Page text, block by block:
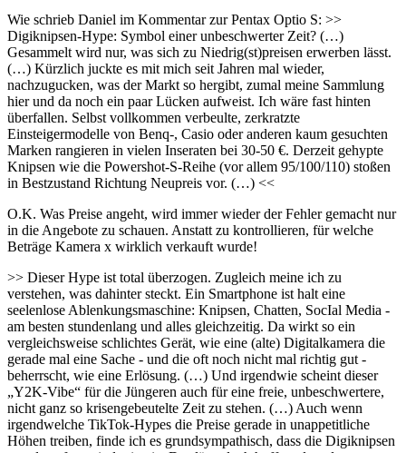
Wie schrieb Daniel im Kommentar zur Pentax Optio S: >>
Digiknipsen-Hype: Symbol einer unbeschwerter Zeit? (…)
Gesammelt wird nur, was sich zu Niedrig(st)preisen erwerben lässt.
(…) Kürzlich juckte es mit mich seit Jahren mal wieder,
nachzugucken, was der Markt so hergibt, zumal meine Sammlung
hier und da noch ein paar Lücken aufweist. Ich wäre fast hinten
überfallen. Selbst vollkommen verbeulte, zerkratzte
Einsteigermodelle von Benq-, Casio oder anderen kaum gesuchten
Marken rangieren in vielen Inseraten bei 30-50 €. Derzeit gehypte
Knipsen wie die Powershot-S-Reihe (vor allem 95/100/110) stoßen
in Bestzustand Richtung Neupreis vor. (…) <<
O.K. Was Preise angeht, wird immer wieder der Fehler gemacht nur
in die Angebote zu schauen. Anstatt zu kontrollieren, für welche
Beträge Kamera x wirklich verkauft wurde!
>> Dieser Hype ist total überzogen. Zugleich meine ich zu
verstehen, was dahinter steckt. Ein Smartphone ist halt eine
seelenlose Ablenkungsmaschine: Knipsen, Chatten, SocIal Media -
am besten stundenlang und alles gleichzeitig. Da wirkt so ein
vergleichsweise schlichtes Gerät, wie eine (alte) Digitalkamera die
gerade mal eine Sache - und die oft noch nicht mal richtig gut -
beherrscht, wie eine Erlösung. (…) Und irgendwie scheint dieser
„Y2K-Vibe“ für die Jüngeren auch für eine freie, unbeschwertere,
nicht ganz so krisengebeutelte Zeit zu stehen. (…) Auch wenn
irgendwelche TikTok-Hypes die Preise gerade in unappetitliche
Höhen treiben, finde ich es grundsympathisch, dass die Digiknipsen